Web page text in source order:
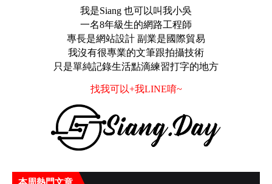
我是Siang 也可以叫我小吳
一名8年級生的網路工程師
專長是網站設計 副業是國際貿易
我沒有很專業的文筆跟拍攝技術
只是單純記錄生活點滴練習打字的地方
找我可以+我LINE唷~
本周熱門文章